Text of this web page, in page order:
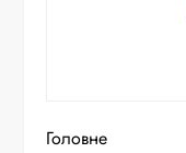
Головне